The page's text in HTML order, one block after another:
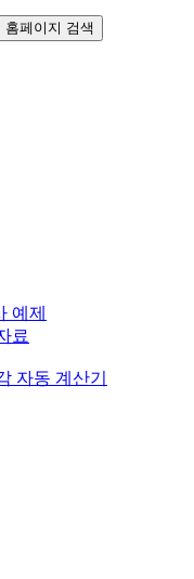
홈페이지 검색
예제
료
자동 계산기